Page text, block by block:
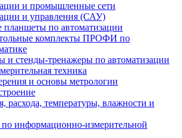
и промышленные сети
и управления (САУ)
планшеты по автоматизации
комплекты ПРОФИ по
и стенды-тренажеры по автоматизации
техника
и основы метрологии
расхода, температуры, влажности и
информационно-измерительной